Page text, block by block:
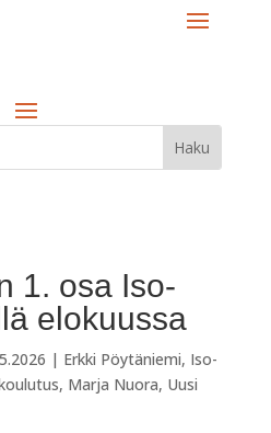
1. osa Iso-
elokuussa
| Erkki Pöytäniemi, Iso-
, Marja Nuora, Uusi